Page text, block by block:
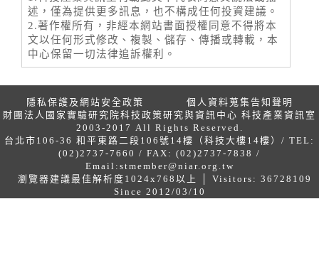
述，僅為提供更多訊息，也不構成任何投資建議。
2.著作權所有，非經本網站書面授權同意不得將本
文以任何形式修改、複製、儲存、傳播或轉載，本
中心保留一切法律追訴權利。
隱私保護及網站安全政策
個人資料蒐集告知聲明
財團法人國家實驗研究院科技政策研究與資訊中心 科技產業資訊室
2003-2017 All Rights Reserved.
台北市106-36 和平東路二段106號14樓（科技大樓14樓）/ TEL:
(02)2737-7660 / FAX: (02)2737-7838 /
Email: stmember@niar.org.tw
瀏覽器建議最佳解析度1024x768以上 │ Visitors: 36728109
Since 2012/03/10